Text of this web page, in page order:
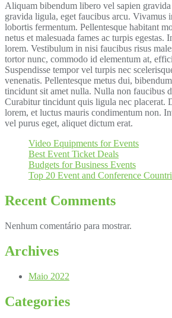
Aliquam bibendum libero vel sapien
gravida ligula, eget faucibus arcu. Vivamus
lobortis fermentum. Pellentesque habitant
netus et malesuada fames ac turpis egestas.
lorem. Vestibulum in nisi faucibus risus
tortor nunc, commodo id elementum at,
Suspendisse tempor vel turpis nec
venenatis. Pellentesque metus dui,
tincidunt sit amet nulla. Nulla non faucibus
Curabitur tincidunt quis ligula nec placerat.
lorem, et luctus mauris condimentum non.
vel purus eget, aliquet dictum erat.
Video Equipments for Events
Best Event Ticket Deals
Budgets for Business Events
Top 20 Event and Conference
Recent Comments
Nenhum comentário para mostrar.
Archives
Maio 2022
Categories